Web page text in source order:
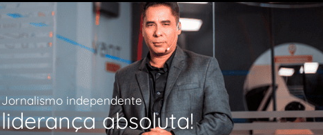
Jornalismo independente
liderança absoluta!